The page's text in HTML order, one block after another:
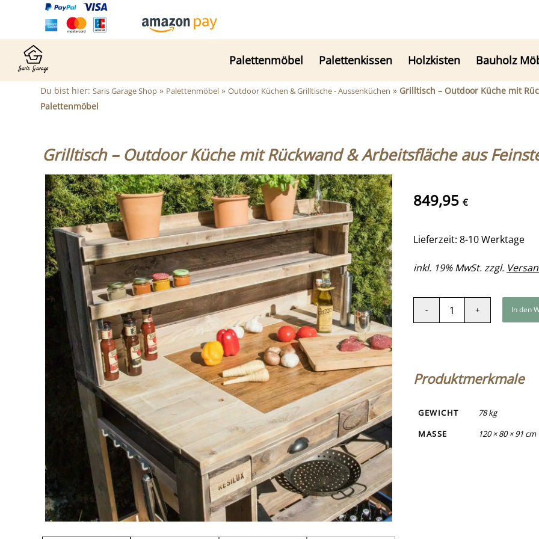
Palettenmöbel Palettenkissen Holzkisten Bauholz
Du bist hier: Saris Garage Shop » Palettenmöbel » Outdoor Küchen & Grilltische - Aussenküchen » Grilltisch – Outdoor Küche mit
Palettenmöbel
Grilltisch – Outdoor Küche mit Rückwand & Arbeitsfläche aus
849,95 €
Lieferzeit: 8-10 Werktage
inkl. 19% MwSt. zzgl.
In den
Produktmerkmale
GEWICHT
78 kg
MASSE
120 × 80 × 91 cm